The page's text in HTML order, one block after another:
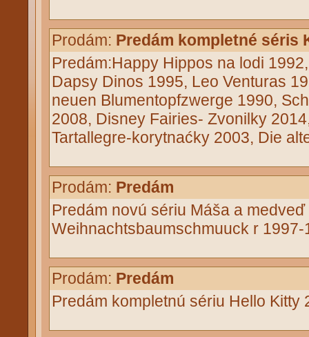
Prodám: Predám kompletné séris
Predám:Happy Hippos na lodi
Dapsy Dinos 1995, Leo Venturas
neuen Blumentopfzwerge 1990,
2008, Disney Fairies- Zvonilky
Tartallegre-korytnaćky 2003, Die
Prodám: Predám
Predám novú sériu Máša a
Weihnachtsbaumschmuuck r 1997-
Prodám: Predám
Predám kompletnú sériu Hello Kitty